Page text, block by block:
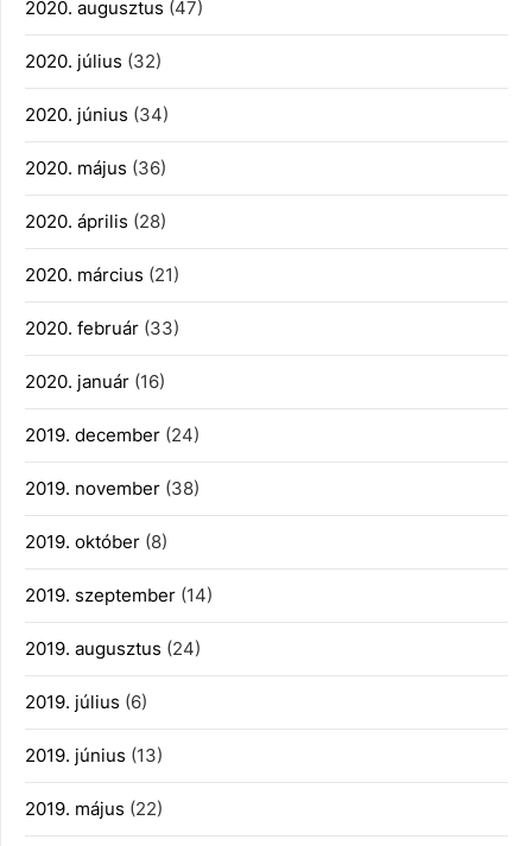
2020. augusztus (47)
2020. július (32)
2020. június (34)
2020. május (36)
2020. április (28)
2020. március (21)
2020. február (33)
2020. január (16)
2019. december (24)
2019. november (38)
2019. október (8)
2019. szeptember (14)
2019. augusztus (24)
2019. július (6)
2019. június (13)
2019. május (22)